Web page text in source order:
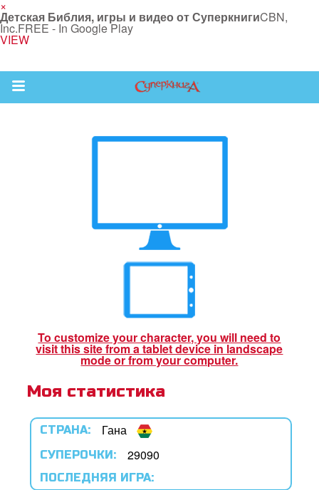
×
Детская Библия, игры и видео от СуперкнигиCBN,
Inc.FREE - In Google Play
VIEW
Return to Content
язык
To customize your character, you will need to
visit this site from a tablet device in landscape
mode or from your computer.
Моя статистика
СТРАНА: Гана
СУПЕРОЧКИ: 29090
ПОСЛЕДНЯЯ ИГРА: